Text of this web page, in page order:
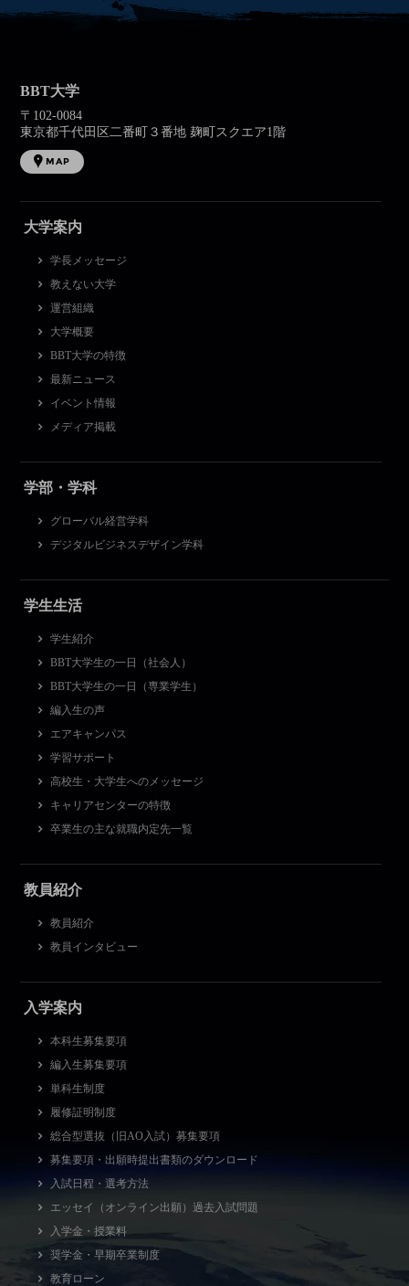
BBT大学
〒102-0084
東京都千代田区二番町３番地 麹町スクエア1階
MAP
大学案内
学長メッセージ
教えない大学
運営組織
大学概要
BBT大学の特徴
最新ニュース
イベント情報
メディア掲載
学部・学科
グローバル経営学科
デジタルビジネスデザイン学科
学生生活
学生紹介
BBT大学生の一日（社会人）
BBT大学生の一日（専業学生）
編入生の声
エアキャンパス
学習サポート
高校生・大学生へのメッセージ
キャリアセンターの特徴
卒業生の主な就職内定先一覧
教員紹介
教員紹介
教員インタビュー
入学案内
本科生募集要項
編入生募集要項
単科生制度
履修証明制度
総合型選抜（旧AO入試）募集要項
募集要項・出願時提出書類のダウンロード
入試日程・選考方法
エッセイ（オンライン出願）過去入試問題
入学金・授業料
奨学金・早期卒業制度
教育ローン